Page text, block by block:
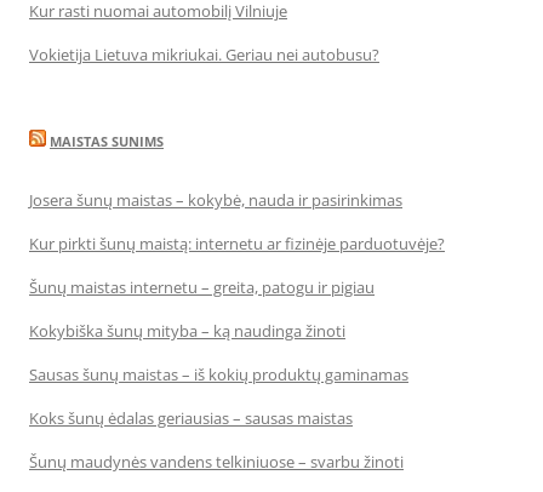
Kur rasti nuomai automobilį Vilniuje
Vokietija Lietuva mikriukai. Geriau nei autobusu?
MAISTAS SUNIMS
Josera šunų maistas – kokybė, nauda ir pasirinkimas
Kur pirkti šunų maistą: internetu ar fizinėje parduotuvėje?
Šunų maistas internetu – greita, patogu ir pigiau
Kokybiška šunų mityba – ką naudinga žinoti
Sausas šunų maistas – iš kokių produktų gaminamas
Koks šunų ėdalas geriausias – sausas maistas
Šunų maudynės vandens telkiniuose – svarbu žinoti